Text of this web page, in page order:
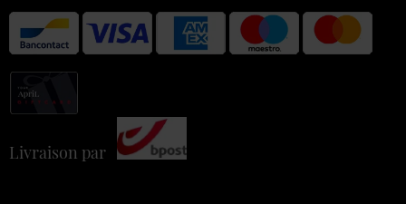
Livraison par